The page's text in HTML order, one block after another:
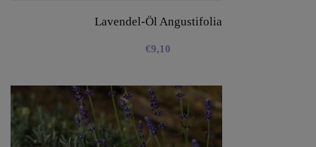
Lavendel-Öl Angustifolia
€9,10